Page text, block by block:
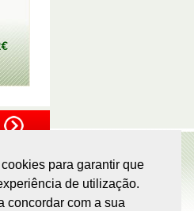
para garantir que
de utilização.
concordar com a sua